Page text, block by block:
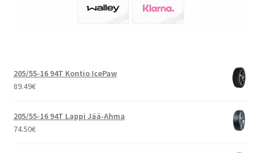
205/55-16 94T Kontio IcePaw
89.49€
205/55-16 94T Lappi Jää-Ahma
74.50€